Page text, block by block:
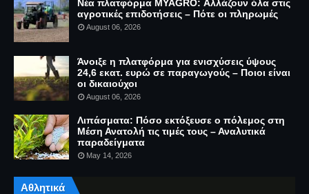
Νέα πλατφόρμα MYAGRO: Αλλάζουν όλα στις
αγροτικές επιδοτήσεις – Πότε οι πληρωμές
August 06, 2026
Άνοιξε η πλατφόρμα για ενισχύσεις ύψους
24,6 εκατ. ευρώ σε παραγωγούς – Ποιοι είναι
οι δικαιούχοι
August 06, 2026
Λιπάσματα: Πόσο εκτόξευσε ο πόλεμος στη
Μέση Ανατολή τις τιμές τους – Αναλυτικά
παραδείγματα
May 14, 2026
Αθλητικά